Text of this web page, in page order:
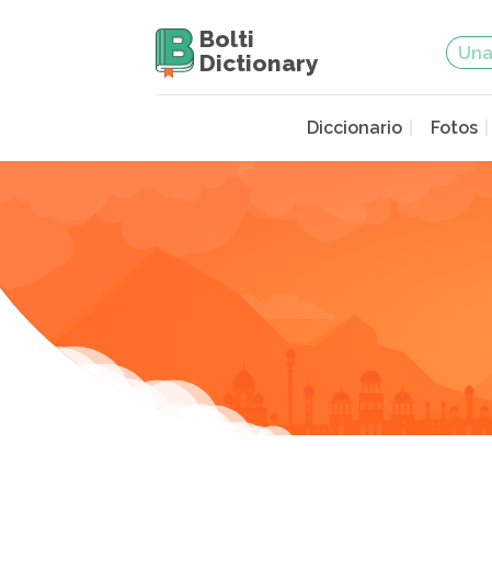
Bolti
Dictionary
Diccionario Fotos